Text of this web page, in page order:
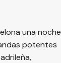
una noche
potentes